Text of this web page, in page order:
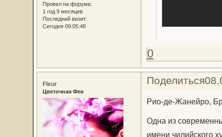
Провел на форуме:
1 год 9 месяцев
Последний визит:
Сегодня 09:05:48
0
Поделиться
Fleur
Цветочная Фея
Рио-де-Жанейро,
Одна из
имени чилийского